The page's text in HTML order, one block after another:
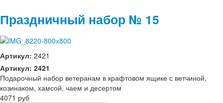
Праздничный набор № 15
Артикул: 2421
Артикул: 2421
Подарочный набор ветеранам в крафтовом ящике с ветчиной,
козинаком, хамсой, чаем и десертом
4071 руб